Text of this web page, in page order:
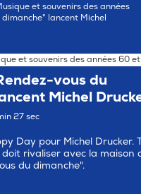
et souvenirs des années
lancent Michel
et souvenirs des années 60
vous du
Michel
27 sec
Day pour Michel Drucker.
doit rivaliser avec la maison
du dimanche".